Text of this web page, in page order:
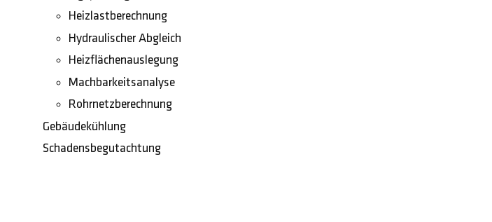
Heizlastberechnung
Hydraulischer Abgleich
Heizflächenauslegung
Machbarkeitsanalyse
Rohrnetzberechnung
Gebäudekühlung
Schadensbegutachtung